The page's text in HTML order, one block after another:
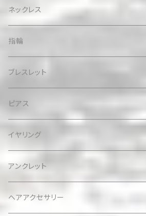
ネックレス
指輪
ブレスレット
ピアス
イヤリング
アンクレット
ヘアアクセサリー